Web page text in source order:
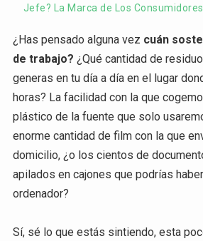
Jefe? La Marca de Los Consumidores
¿Has pensado alguna vez cuán
de trabajo? ¿Qué cantidad de
generas en tu día a día en el lugar
horas? La facilidad con la que
plástico de la fuente que solo
enorme cantidad de film con la que
domicilio, ¿o los cientos de
apilados en cajones que podrías
ordenador?
Sí, sé lo que estás sintiendo, esta